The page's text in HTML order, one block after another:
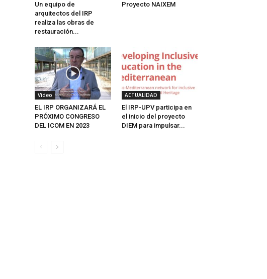
Un equipo de
arquitectos del IRP
realiza las obras de
restauración...
Proyecto NAIXEM
Video
EL IRP ORGANIZARÁ EL
PRÓXIMO CONGRESO
DEL ICOM EN 2023
ACTUALIDAD
El IRP-UPV participa en
el inicio del proyecto
DIEM para impulsar...